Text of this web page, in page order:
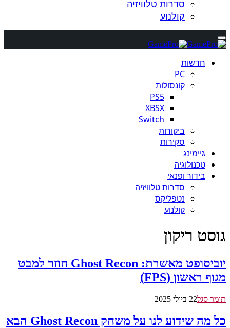
סדרות טלוויזיה
קולנוע
חדשות
PC
קונסולות
PS5
XBSX
Switch
ביקורות
סקירות
גיימינג
טכנולוגיה
בידור ופנאי
סדרות טלוויזיה
נטפליקס
קולנוע
גוסט ריקון
יוביסופט מאשרת: Ghost Recon חוזר למבט
מגוף ראשון (FPS)
תומר סגל22 ביולי 2025
כל מה שידוע לנו על משחק Ghost Recon הבא